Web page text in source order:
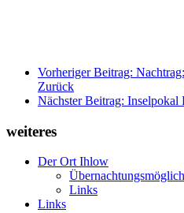
Vorheriger Beitrag:
Zurück
Nächster Beitrag: Inselpokal
weiteres
Der Ort Ihlow
Links
Links